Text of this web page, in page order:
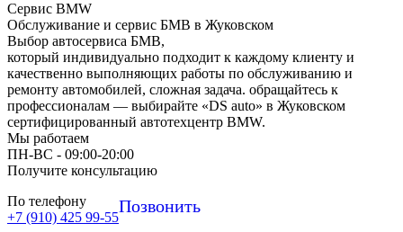
Сервис BMW
Обслуживание и сервис БМВ в Жуковском
Выбор автосервиса БМВ,
который индивидуально подходит к каждому клиенту и
качественно выполняющих работы по обслуживанию и
ремонту автомобилей, сложная задача. обращайтесь к
профессионалам — выбирайте «DS auto» в Жуковском
сертифицированный автотехцентр BMW.
Мы работаем
ПН-ВC - 09:00-20:00
Получите консультацию
По телефону
+7 (910) 425 99-55
Позвонить